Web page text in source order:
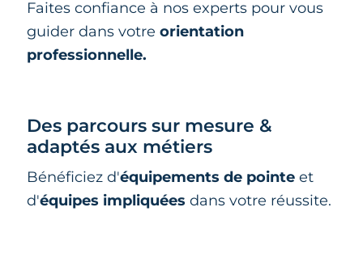
Faites confiance à nos experts pour vous
guider dans votre orientation
professionnelle.
Des parcours sur mesure &
adaptés aux métiers
Bénéficiez d'équipements de pointe et
d'équipes impliquées dans votre réussite.